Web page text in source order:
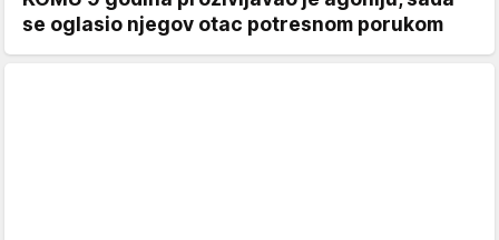
se oglasio njegov otac potresnom porukom